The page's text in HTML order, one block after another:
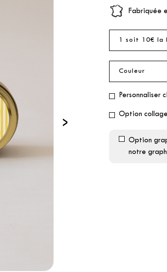
›
Fabriquée
Personnaliser
Option
Option
notre